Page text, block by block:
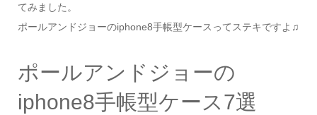
てみました。
ポールアンドジョーのiphone8手帳型ケースってステキですよ♫
ポールアンドジョーの
iphone8手帳型ケース7選